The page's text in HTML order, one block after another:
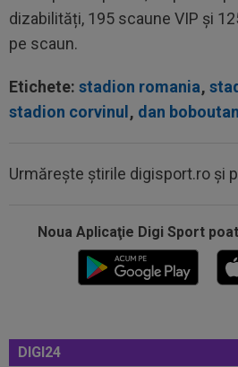
dizabilități, 195 scaune VIP și
pe scaun.
Etichete: stadion romania,
stadion corvinul, dan
Urmărește știrile digisport.ro și
Noua Aplicaţie Digi Sport
DIGI24
11:33 FOTO
Pedri s-a ținut de
Lamine Yamal a mai rămas
Marius Șumudică îl vrea pe
11:10 VIDEO
Nemaiîntâlnit:
provocat de un meci de fotbal.